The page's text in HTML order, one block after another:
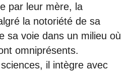
par leur mère, la
la notoriété de sa
sa voie dans un milieu où
omniprésents.
il intègre avec